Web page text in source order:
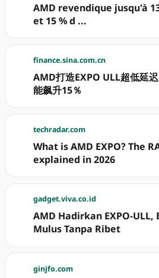
AMD revendique jusqu'à
et 15 % d ...
finance.sina.com.cn
AMD打造EXPO ULL超低延
能飙升15％
techradar.com
What is AMD EXPO? The
explained in 2026
gadget.viva.co.id
AMD Hadirkan EXPO-
Mulus Tanpa Ribet
ginjfo.com